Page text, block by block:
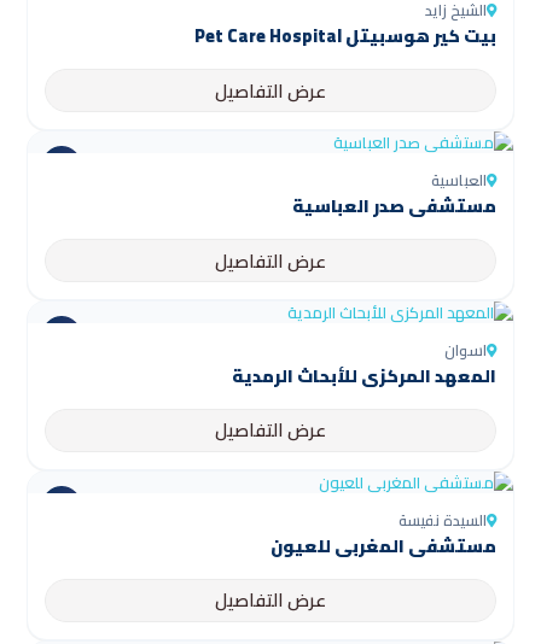
الشيخ زايد
بيت كير هوسبيتل Pet Care Hospital
عرض التفاصيل
العباسية
مستشفى صدر العباسية
عرض التفاصيل
اسوان
المعهد المركزي للأبحاث الرمدية
عرض التفاصيل
السيدة نفيسة
مستشفى المغربي للعيون
عرض التفاصيل